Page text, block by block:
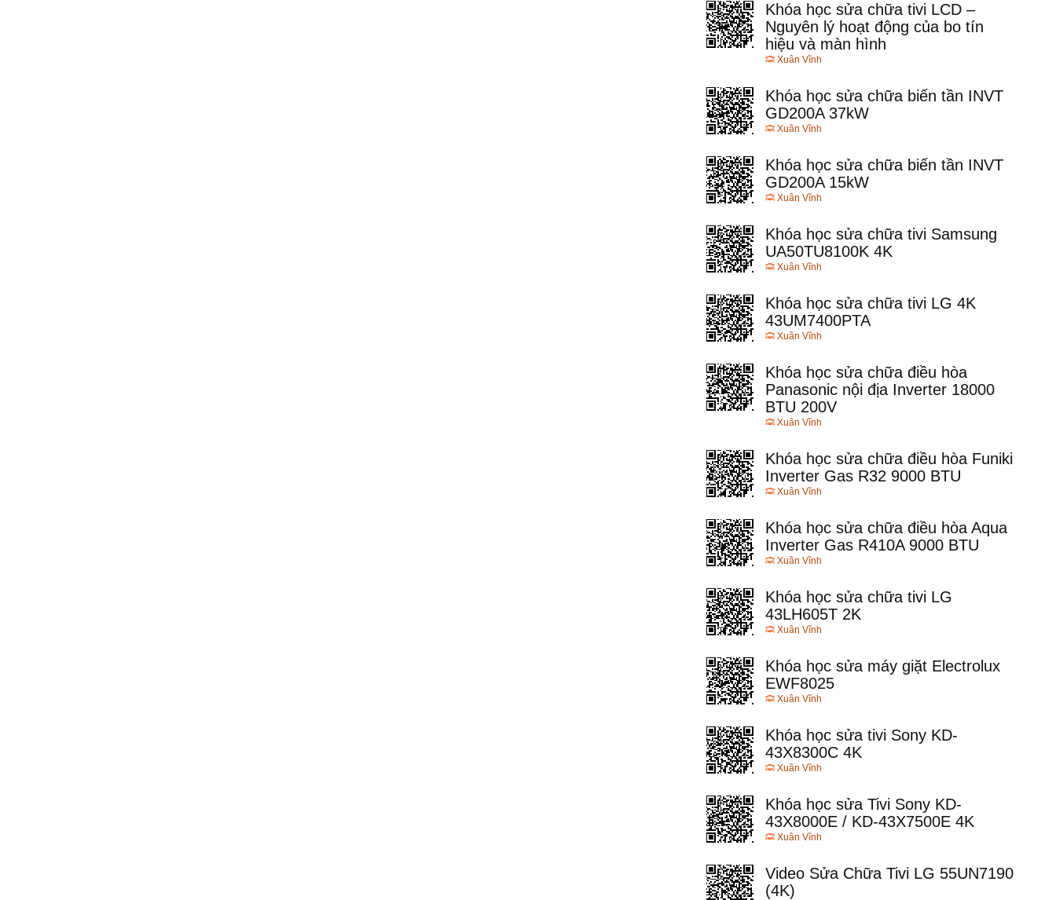
Khóa học sửa chữa tivi LCD –
Nguyên lý hoạt động của bo tín
hiệu và màn hình
Xuân Vĩnh
Khóa học sửa chữa biến tần INVT
GD200A 37kW
Xuân Vĩnh
Khóa học sửa chữa biến tần INVT
GD200A 15kW
Xuân Vĩnh
Khóa học sửa chữa tivi Samsung
UA50TU8100K 4K
Xuân Vĩnh
Khóa học sửa chữa tivi LG 4K
43UM7400PTA
Xuân Vĩnh
Khóa học sửa chữa điều hòa
Panasonic nội địa Inverter 18000
BTU 200V
Xuân Vĩnh
Khóa học sửa chữa điều hòa Funiki
Inverter Gas R32 9000 BTU
Xuân Vĩnh
Khóa học sửa chữa điều hòa Aqua
Inverter Gas R410A 9000 BTU
Xuân Vĩnh
Khóa học sửa chữa tivi LG
43LH605T 2K
Xuân Vĩnh
Khóa học sửa máy giặt Electrolux
EWF8025
Xuân Vĩnh
Khóa học sửa tivi Sony KD-
43X8300C 4K
Xuân Vĩnh
Khóa học sửa Tivi Sony KD-
43X8000E / KD-43X7500E 4K
Xuân Vĩnh
Video Sửa Chữa Tivi LG 55UN7190
(4K)